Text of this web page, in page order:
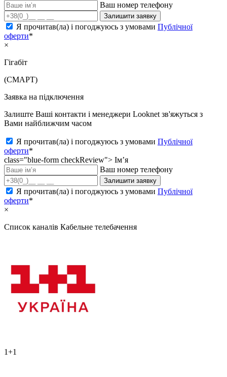
Ваш номер телефону
Залишити заявку
Я прочитав(ла) і погоджуюсь з умовами Публічної
оферти*
×
Гігабіт
(СМАРТ)
Заявка на підключення
Залиште Ваші контакти і менеджери Looknet зв'яжуться з
Вами найближчим часом
Я прочитав(ла) і погоджуюсь з умовами Публічної
оферти*
class="blue-form checkReview"> Ім’я
Ваш номер телефону
Залишити заявку
Я прочитав(ла) і погоджуюсь з умовами Публічної
оферти*
×
Список каналів Кабельне телебачення
1+1